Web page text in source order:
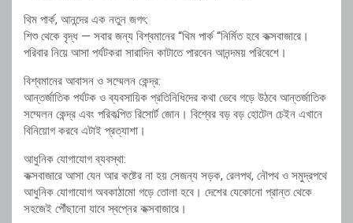
থিম পার্ক, আনন্দের এক নতুন জগৎ:
শিশু থেকে বৃদ্ধ — সবার জন্য বিশ্বমানের “থিম পার্ক “নির্মিত হবে কক্সবাজারে।
পরিবার নিয়ে আসা পর্যটকরা সারাদিন কাটাতে পারবেন আনন্দময় পরিবেশে।
বিশ্বমানের আবাসন ও সম্মেলন কেন্দ্র:
আন্তর্জাতিক পর্যটক ও ব্যবসায়িক প্রতিনিধিদের কথা ভেবে গড়ে উঠবে আন্তর্জাতিক
সম্মেলন কেন্দ্র এবং পরিকল্পিত রিসোর্ট জোন। বিশ্বের বড় বড় হোটেল চেইন এখানে
বিনিয়োগ করবে এটাই প্রত্যাশা।
আধুনিক যোগাযোগ ব্যবস্থা:
কক্সবাজারে আসা যেন আর কষ্টের না হয় সেজন্য সড়ক, রেলপথ, নৌপথ ও সমুদ্রপথে
আধুনিক যোগাযোগ অবকাঠামো গড়ে তোলা হবে। দেশের যেকোনো প্রান্ত থেকে
সহজেই পৌঁছানো যাবে স্বপ্নের কক্সবাজারে।